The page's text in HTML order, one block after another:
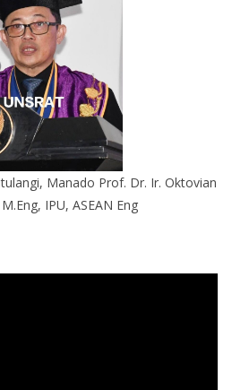
Manado Prof. Dr. Ir. Oktovian
IPU, ASEAN Eng